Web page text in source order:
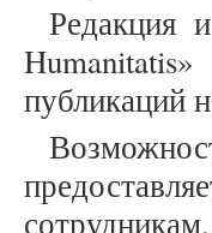
Редакция
публикаций